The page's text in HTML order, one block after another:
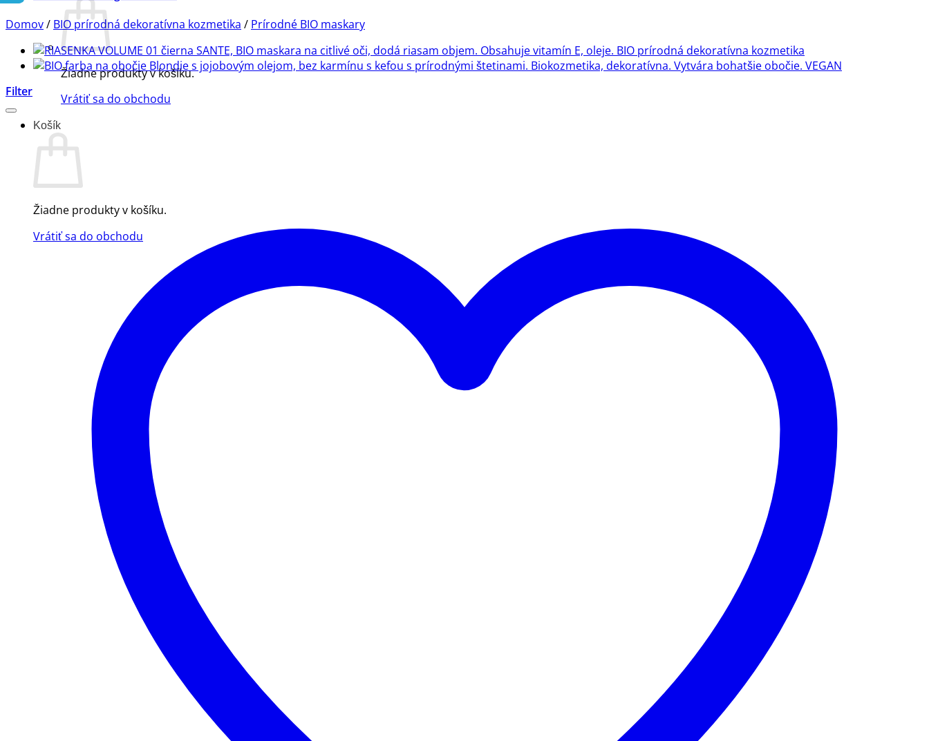
Žiadne produkty v košíku.
Vrátiť sa do obchodu
Košík
Žiadne produkty v košíku.
Vrátiť sa do obchodu
Domov/ BIO prírodná dekoratívna kozmetika / Prírodné BIO maskary
Filter